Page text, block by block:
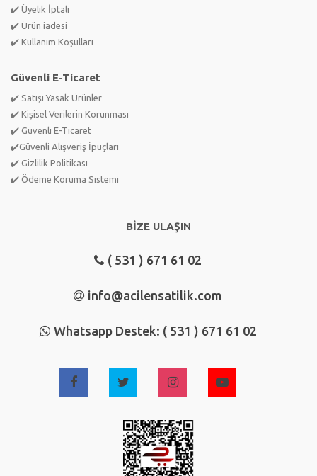
✔️ Üyelik İptali
✔️ Ürün iadesi
✔️ Kullanım Koşulları
Güvenli E-Ticaret
✔️ Satışı Yasak Ürünler
✔️ Kişisel Verilerin Korunması
✔️ Güvenli E-Ticaret
✔️Güvenli Alışveriş İpuçları
✔️ Gizlilik Politikası
✔️ Ödeme Koruma Sistemi
BİZE ULAŞIN
( 531 ) 671 61 02
info@acilensatilik.com
Whatsapp Destek: ( 531 ) 671 61 02